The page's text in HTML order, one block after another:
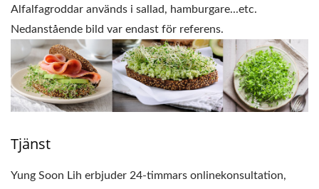
Alfalfagroddar används i sallad, hamburgare...etc.
Nedanstående bild var endast för referens.
Tjänst
Yung Soon Lih erbjuder 24-timmars onlinekonsultation,